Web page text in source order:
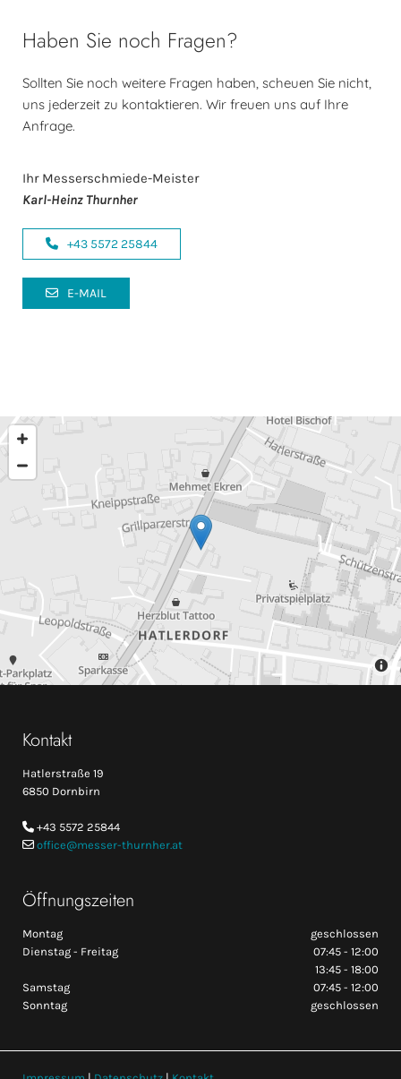
Haben Sie noch Fragen?
Sollten Sie noch weitere Fragen haben, scheuen Sie nicht,
uns jederzeit zu kontaktieren. Wir freuen uns auf Ihre
Anfrage.
Ihr Messerschmiede-Meister
Karl-Heinz Thurnher
+43 5572 25844
E-MAIL
Kontakt
Hatlerstraße 19
6850 Dornbirn
 +43 5572 25844
 office@messer-thurnher.at
Öffnungszeiten
Montag
geschlossen
Dienstag - Freitag
07:45 - 12:00
13:45 - 18:00
Samstag
07:45 - 12:00
Sonntag
geschlossen